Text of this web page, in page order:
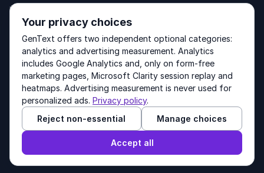
Über uns
Kontakt
Produkte
Terms of Service
Other products by GenText Group:LexDraft· MentalNote
© 2026 GenText Group Inc. Alle Rechte vorbehalten.
Your privacy choices
GenText offers two independent optional categories:
analytics and advertising measurement. Analytics
includes Google Analytics and, only on form-free
marketing pages, Microsoft Clarity session replay and
heatmaps. Advertising measurement is never used for
personalized ads. Privacy policy.
Reject non-essential
Manage choices
Accept all